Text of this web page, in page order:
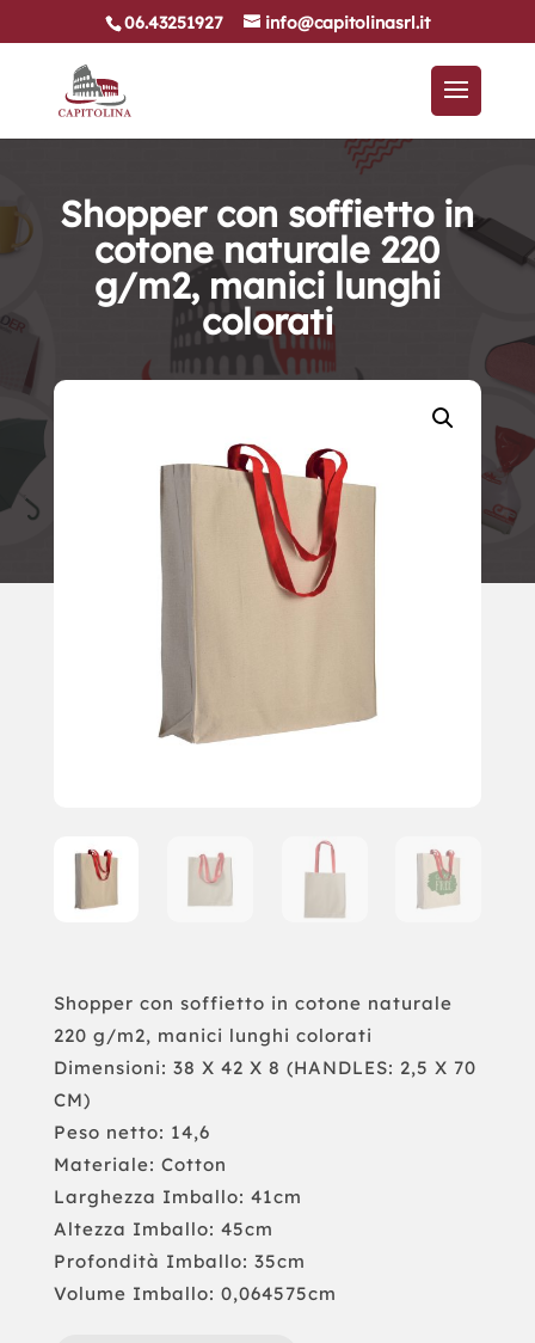
06.43251927 info@capitolinasrl.it
Shopper con soffietto in
cotone naturale 220
g/m2, manici lunghi
colorati
Shopper con soffietto in cotone naturale
220 g/m2, manici lunghi colorati
Dimensioni: 38 X 42 X 8 (HANDLES: 2,5 X 70
CM)
Peso netto: 14,6
Materiale: Cotton
Larghezza Imballo: 41cm
Altezza Imballo: 45cm
Profondità Imballo: 35cm
Volume Imballo: 0,064575cm